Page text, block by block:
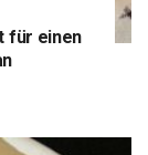
für einen